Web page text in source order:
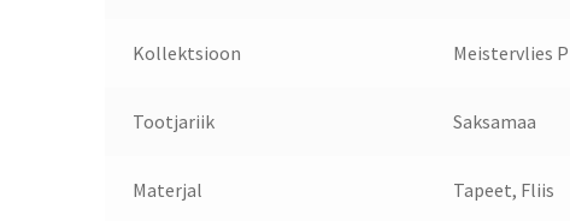
Kollektsioon Meistervlies
Tootjariik Saksamaa
Materjal Tapeet, Fliis